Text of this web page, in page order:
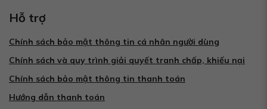
Hỗ trợ
Chính sách bảo mật thông tin cá nhân người dùng
Chính sách và quy trình giải quyết tranh chấp, khiếu nại
Chính sách bảo mật thông tin thanh toán
Hướng dẫn thanh toán